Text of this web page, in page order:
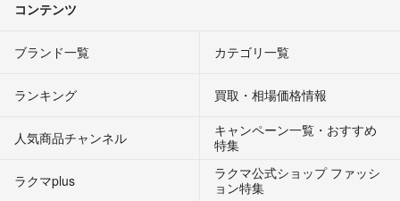
コンテンツ
ブランド一覧 カテゴリ一覧
ランキング 買取・相場価格情報
人気商品チャンネル
キャンペーン一覧・おすすめ
特集
ラクマplus
ラクマ公式ショップ ファッシ
ョン特集